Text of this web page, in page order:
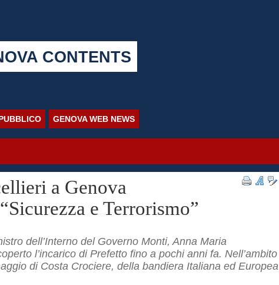
CONTENTS
GENOVA WEB NEWS
a Genova
e Terrorismo”
dell’Interno del Governo Monti, Anna Maria
l’incarico di Prefetto fino a pochi anni fa. Nell’ambito
di Costa Crociere, della bandiera Italiana ed Europea